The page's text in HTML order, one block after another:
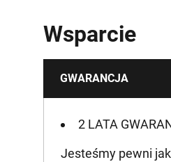
Waga produktu [Kg]
Voltage [V]
Wsparcie
GWARANCJA
2 LATA
Jesteśmy pewni